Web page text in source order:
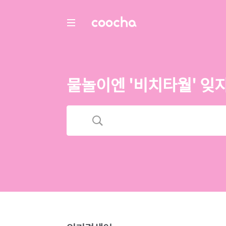
COOCHA
물놀이엔 '비치타월' 잊